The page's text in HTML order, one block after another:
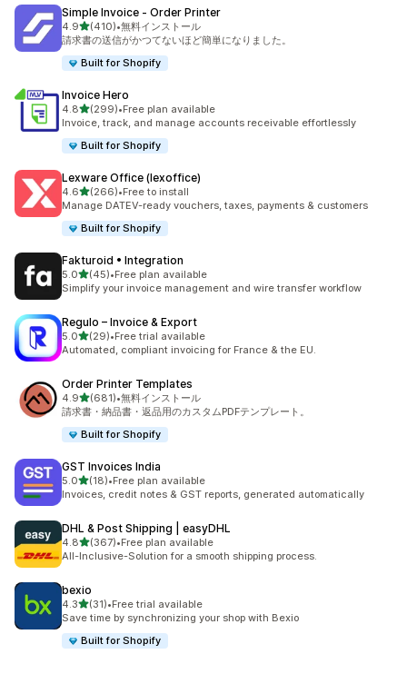
Simple Invoice ‑ Order Printer
4.95つ星中
(410)
合計レビュー数：410件
•無料インストール
請求書の送信がかつてないほど簡単になりました。
Built for Shopify
Invoice Hero
4.85つ星中
(299)
合計レビュー数：299件
•Free plan available
Invoice, track, and manage accounts receivable effortlessly
Built for Shopify
Lexware Office (lexoffice)
4.65つ星中
(266)
合計レビュー数：266件
•Free to install
Manage DATEV-ready vouchers, taxes, payments & customers
Built for Shopify
Fakturoid • Integration
5.05つ星中
(45)
合計レビュー数：45件
•Free plan available
Simplify your invoice management and wire transfer workflow
Regulo – Invoice & Export
5.05つ星中
(29)
合計レビュー数：29件
•Free trial available
Automated, compliant invoicing for France & the EU.
Order Printer Templates
4.95つ星中
(681)
合計レビュー数：681件
•無料インストール
請求書・納品書・返品用のカスタムPDFテンプレート。
Built for Shopify
GST Invoices India
5.05つ星中
(18)
合計レビュー数：18件
•Free plan available
Invoices, credit notes & GST reports, generated automatically
DHL & Post Shipping | easyDHL
4.85つ星中
(367)
合計レビュー数：367件
•Free plan available
All-Inclusive-Solution for a smooth shipping process.
bexio
4.35つ星中
(31)
合計レビュー数：31件
•Free trial available
Save time by synchronizing your shop with Bexio
Built for Shopify